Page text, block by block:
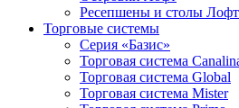
Ресепшены и столы Лофт
Торговые системы
Серия «Базис»
Торговая система
Торговая система Global
Торговая система Mister